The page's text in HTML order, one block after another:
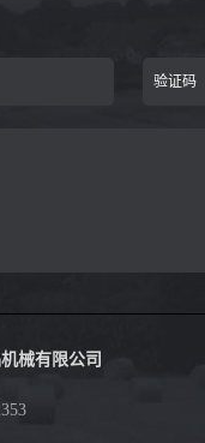
械有限公司